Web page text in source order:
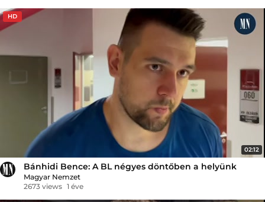
HD
02:12
Bánhidi Bence: A BL négyes döntőben a helyünk
Magyar Nemzet
2673 views 1 éve